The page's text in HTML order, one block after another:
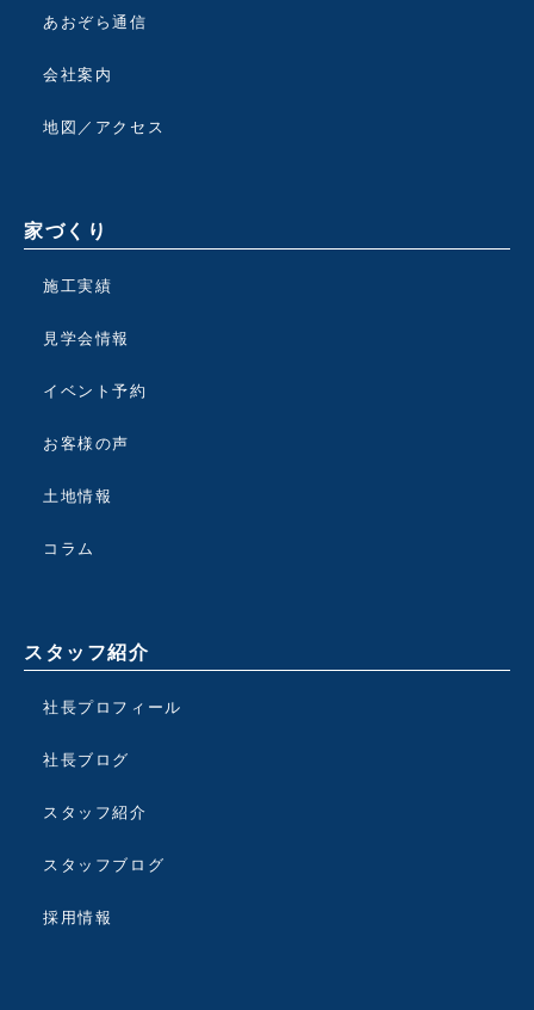
あおぞら通信
会社案内
地図／アクセス
家づくり
施工実績
見学会情報
イベント予約
お客様の声
土地情報
コラム
スタッフ紹介
社長プロフィール
社長ブログ
スタッフ紹介
スタッフブログ
採用情報